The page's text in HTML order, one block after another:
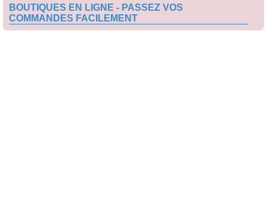
BOUTIQUES EN LIGNE - PASSEZ VOS
COMMANDES FACILEMENT